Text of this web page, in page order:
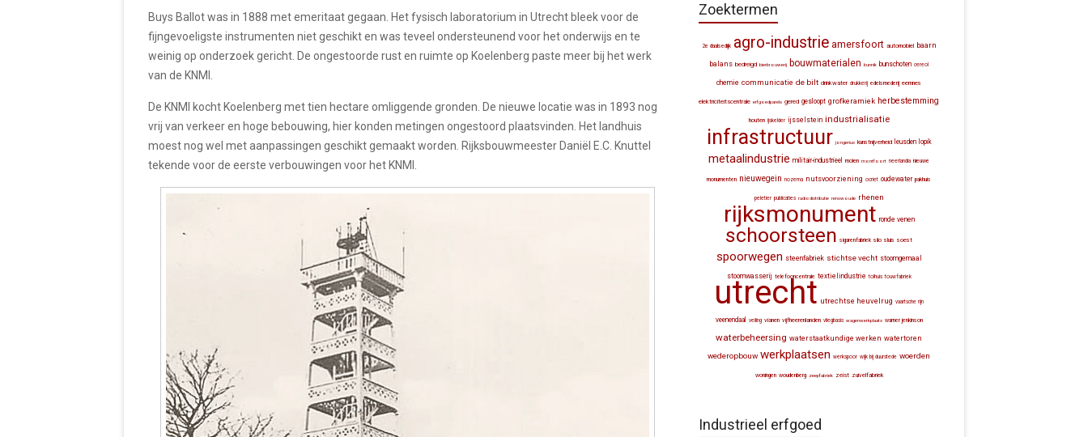
Buys Ballot was in 1888 met emeritaat gegaan. Het fysisch laboratorium in Utrecht bleek voor de
fijngevoeligste instrumenten niet geschikt en was teveel ondersteunend voor het onderwijs en te
weinig op onderzoek gericht. De ongestoorde rust en ruimte op Koelenberg paste meer bij het werk
van de KNMI.
De KNMI kocht Koelenberg met tien hectare omliggende gronden. De nieuwe locatie was in 1893 nog
vrij van verkeer en hoge bebouwing, hier konden metingen ongestoord plaatsvinden. Het landhuis
moest nog wel met aanpassingen geschikt gemaakt worden. Rijksbouwmeester Daniël E.C. Knuttel
tekende voor de eerste verbouwingen voor het KNMI.
Zoektermen
2e daalsedijk agro-industrie amersfoort automobiel baarn
balans bedreigd bierbrouwerij bouwmaterialen bunnik bunschoten cereol
chemie communicatie de bilt drinkwater drukkerij edelsmederij eemnes
elektriciteitscentrale erfgoedparels gered gesloopt grofkeramiek herbestemming
houten ijskelder ijsselstein industrialisatie
infrastructuur jongerius kunstnijverheid leusden lopik
metaalindustrie militair-industrieel molen montfoort neerlandia nieuwe
monumenten nieuwegein nozema nutsvoorziening ocriet oudewater pakhuis
peletier publicaties radiodistributie renswoude rhenen
rijksmonument ronde venen
schoorsteen sigarenfabriek silo sluis soest
spoorwegen steenfabriek stichtse vecht stoomgemaal
stoomwasserij telefooncentrale textielindustrie tolhuis touwfabriek
utrecht utrechtse heuvelrug vaartsche rijn
veenendaal veiling vianen vijfheerenlanden vliegbasis wagenwerkplaats warner jenkinson
waterbeheersing waterstaatkundige werken watertoren
wederopbouw werkplaatsen werkspoor wijk bij duurstede woerden
woningen woudenberg zeepfabriek zeist zuivelfabriek
Industrieel erfgoed